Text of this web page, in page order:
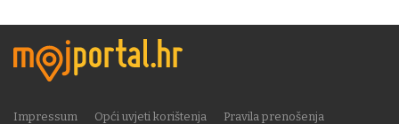
Impressum Opći uvjeti korištenja
Pravila prenošenja